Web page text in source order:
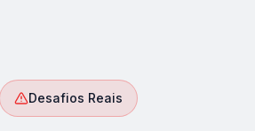
Desafios Reais